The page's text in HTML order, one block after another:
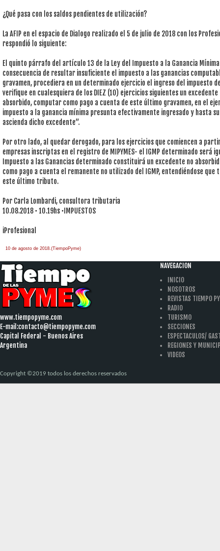
¿Qué pasa con los saldos pendientes de utilización?
La AFIP en el espacio de Dialogo realizado el 5 de julio de 2018 con los
respondió lo siguiente:
El quinto párrafo del artículo 13 de la Ley del Impuesto a la Ganancia
consecuencia de resultar insuficiente el impuesto a las ganancias
gravamen, procediera en un determinado ejercicio el ingreso del impuesto
verifique en cualesquiera de los DIEZ (10) ejercicios siguientes un
absorbido, computar como pago a cuenta de este último gravamen, en el
impuesto a la ganancia mínima presunta efectivamente ingresado y hasta
ascienda dicho excedente”.
Por otro lado, al quedar derogado, para los ejercicios que comiencen a
empresas inscriptas en el registro de MIPYMES- el IGMP determinado será
Impuesto a las Ganancias determinado constituirá un excedente no
como pago a cuenta el remanente no utilizado del IGMP, entendiéndose
este último tributo.
Por Carla Lombardi, consultora tributaria
10.08.2018 • 10.19hs •IMPUESTOS
iProfesional
10 de agosto de 2018.(TiempoPyme)
www.tiempopyme.com
E-mail:contacto@tiempopyme.com
Capital Federal - Buenos Aires
Argentina
NAVEGACION
INICIO
NOSOTROS
REVISTAS TIEMPO
RADIO
TURISMO
SECCIONES
ESPECTACULOS/
REGIONES Y
VIDEOS
Copyright ©2019 todos los derechos reservados